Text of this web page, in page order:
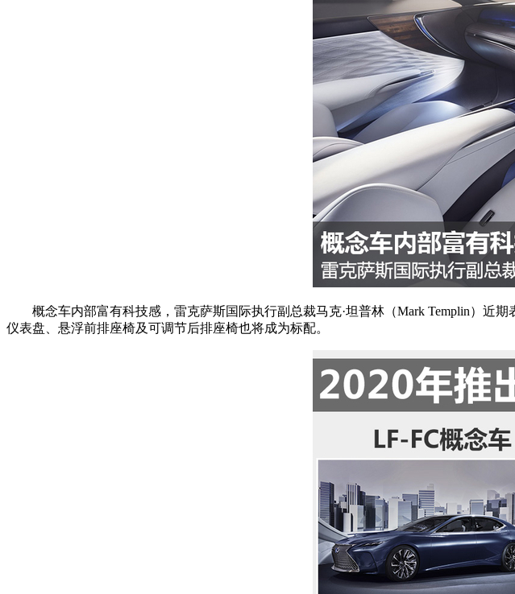
概念车内部富有科技感，雷克萨斯国际执行副总裁马克·坦普林（Mark Templin）近
仪表盘、悬浮前排座椅及可调节后排座椅也将成为标配。